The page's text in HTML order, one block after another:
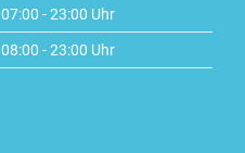
07:00 - 23:00 Uhr
08:00 - 23:00 Uhr